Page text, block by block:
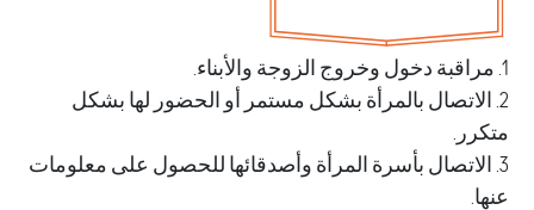
بالمرأة بشكل مستمر أو الحضور لها بشكل
بأسرة المرأة وأصدقائها للحصول على معلومات